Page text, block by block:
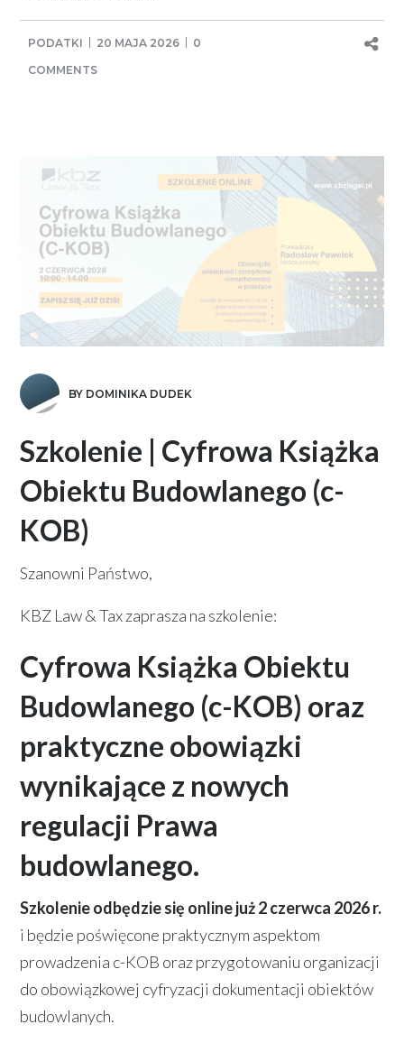
PODATKI 20 MAJA 2026
0
COMMENTS
BY DOMINIKA DUDEK
Szkolenie | Cyfrowa Książka
Obiektu Budowlanego (c-
KOB)
Szanowni Państwo,
KBZ Law & Tax zaprasza na szkolenie:
Cyfrowa Książka Obiektu
Budowlanego (c-KOB) oraz
praktyczne obowiązki
wynikające z nowych
regulacji Prawa
budowlanego.
Szkolenie odbędzie się online już 2 czerwca 2026 r.
i będzie poświęcone praktycznym aspektom
prowadzenia c-KOB oraz przygotowaniu organizacji
do obowiązkowej cyfryzacji dokumentacji obiektów
budowlanych.